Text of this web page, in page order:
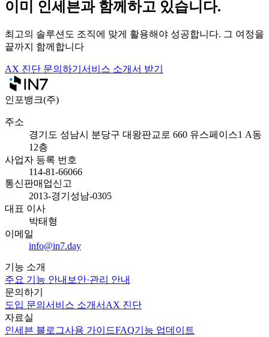
이미 인세븐과 함께하고 있습니다.
최고의 솔루션도 조직에 맞게 활용해야 성공합니다. 그 여정을
끝까지 함께합니다
AX 진단 문의하기 서비스 소개서 받기
인포뱅크(주)
주소
경기도 성남시 분당구 대왕판교로 660 유스페이스1 A동
12층
사업자 등록 번호
114-81-66066
통신판매업신고
2013-경기성남-0305
대표 이사
박태형
이메일
info@in7.day
기능 소개
주요 기능 안내 보안·관리 안내
문의하기
도입 문의 서비스 소개서 AX 진단
자료실
인세븐 블로그사용 가이드FAQ기능 업데이트